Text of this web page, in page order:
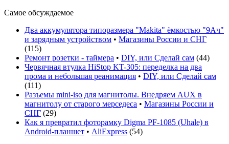
Самое обсуждаемое
Два аккумулятора типоразмера "Makita" ёмкостью "9Ач"
и зарядным устройством • Магазины России и СНГ
(115)
Ремонт розетки - таймера • DIY, или Сделай сам (44)
Червячная втулка HiStop KT-305: переделка на два
прома и небольшая реанимация • DIY, или Сделай сам
(111)
Разъемы mini-iso для магнитолы. Внедряем AUX в
магнитолу от старого мерседеса • Магазины России и
СНГ (29)
Как я превратил фоторамку Digma PF-1085 (Uhale) в
Android-планшет • AliExpress (54)